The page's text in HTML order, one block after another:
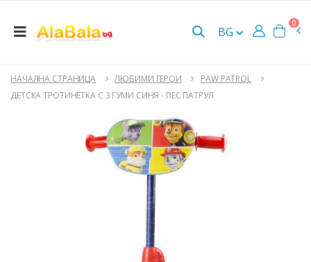
BG
0
НАЧАЛНА СТРАНИЦА ЛЮБИМИ ГЕРОИ
PAW PATROL
ДЕТСКА ТРОТИНЕТКА С 3 ГУМИ СИНЯ - ПЕС ПАТРУЛ